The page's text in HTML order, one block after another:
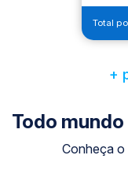
Total
+
Todo
Conheça o